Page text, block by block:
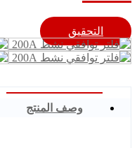
التحقيق
وصف المنتج